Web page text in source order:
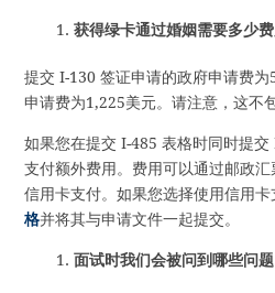
获得绿卡通过婚姻需要多少费
提交 I-130 签证申请的政府申请费
申请费为1,225美元。请注意，这不
如果您在提交 I-485 表格时同时提
支付额外费用。费用可以通过邮政
信用卡支付。如果您选择使用信用
格并将其与申请文件一起提交。
面试时我们会被问到哪些问题